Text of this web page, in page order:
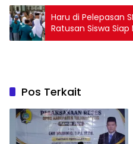
Haru di Pelepasan
Ratusan Siswa
Bergengsi
Pos Terkait